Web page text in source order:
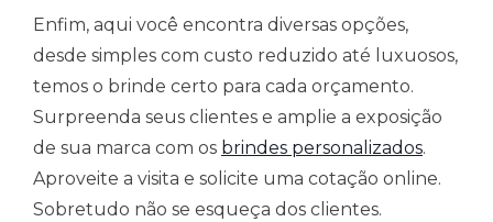
Enfim, aqui você encontra diversas opções,
desde simples com custo reduzido até luxuosos,
temos o brinde certo para cada orçamento.
Surpreenda seus clientes e amplie a exposição
de sua marca com os brindes personalizados.
Aproveite a visita e solicite uma cotação online.
Sobretudo não se esqueça dos clientes.